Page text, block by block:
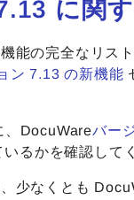
に関
能の完全なリス
ン 7.13 の新機能
、DocuWareバー
るかを確認して
少なくとも